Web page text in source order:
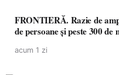
FRONTIERĂ. Razie de
de persoane și peste 300
acum 1 zi